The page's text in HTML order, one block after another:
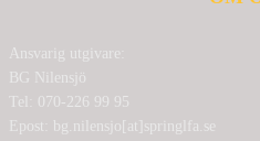
Ansvarig utgivare:
BG Nilensjö
Tel: 070-226 99 95
Epost: bg.nilensjo[at]springlfa.se